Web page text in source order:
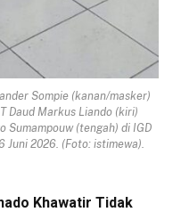
Sompie (kanan/masker)
Daud Markus Liando (kiri)
Sumampouw (tengah) di IGD
Juni 2026. (Foto: istimewa).
Khawatir Tidak